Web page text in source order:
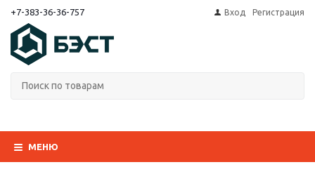
+7-383-36-36-757 Вход Регистрация
МЕНЮ